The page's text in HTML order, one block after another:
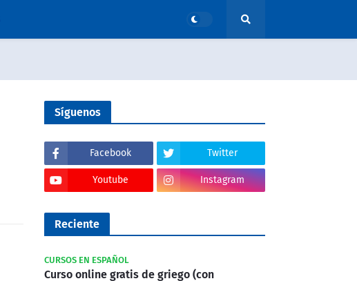
Síguenos
Facebook Twitter
Youtube Instagram
Reciente
CURSOS EN ESPAÑOL
Curso online gratis de griego (con